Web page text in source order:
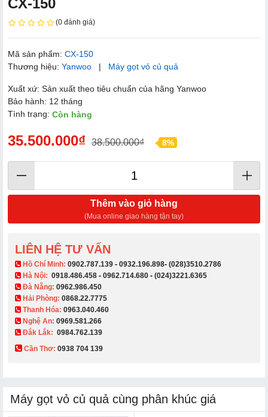
CX-150
(0 đánh giá)
Mã sản phẩm: CX-150
Thương hiệu: Yanwoo | Máy gọt vỏ củ quả
Xuất xứ: Sản xuất theo tiêu chuẩn của hãng Yanwoo
Bảo hành: 12 tháng
Tình trạng: Còn hàng
35.500.000₫ 38.500.000₫ 8%
Thêm vào giỏ hàng
(Mua online giao hàng tận tay)
LIÊN HỆ TƯ VẤN
​ Hồ Chí Minh: 0902.787.139 - 0932.196.898- (028)3510.2786
Hà Nội: 0918.486.458 - 0962.714.680 - (024)3221.6365
Đà Nẵng: 0962.986.450
Hải Phòng: 0868.22.7775
Thanh Hóa: 0963.040.460
Nghệ An: 0969.581.266
Đắk Lắk: 0984.762.139
Cần Thơ: 0938 704 139​
Máy gọt vỏ củ quả cùng phân khúc giá